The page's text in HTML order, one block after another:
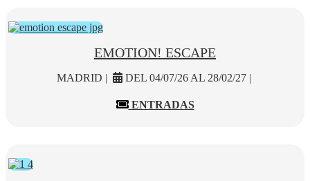
EMOTION! ESCAPE
MADRID | DEL 04/07/26 AL 28/02/27 |
ENTRADAS